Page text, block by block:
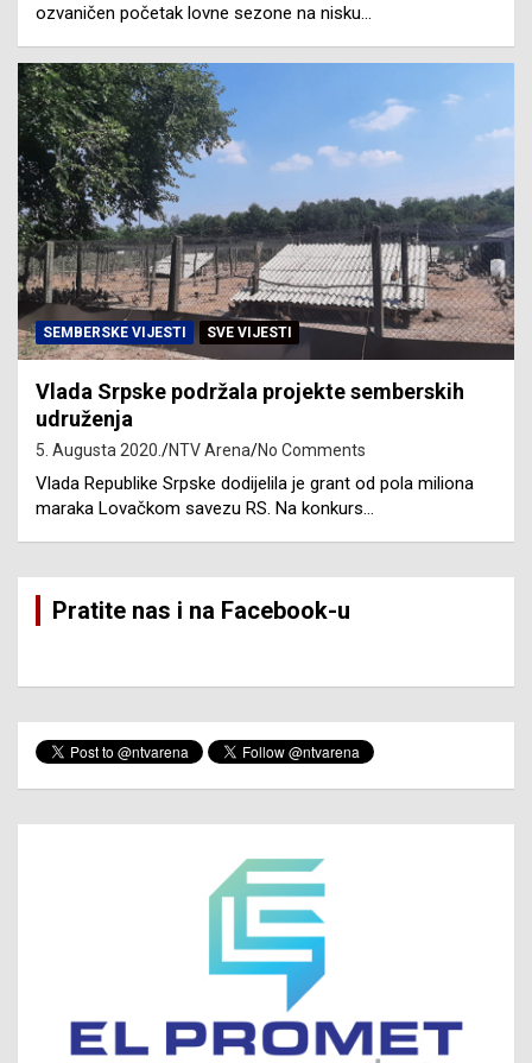
ozvaničen početak lovne sezone na nisku…
SEMBERSKE VIJESTI SVE VIJESTI
Vlada Srpske podržala projekte semberskih
udruženja
5. Augusta 2020. NTV Arena No Comments
Vlada Republike Srpske dodijelila je grant od pola miliona
maraka Lovačkom savezu RS. Na konkurs…
Pratite nas i na Facebook-u